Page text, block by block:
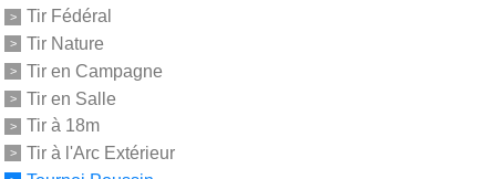
Tir Fédéral
Tir Nature
Tir en Campagne
Tir en Salle
Tir à 18m
Tir à l'Arc Extérieur